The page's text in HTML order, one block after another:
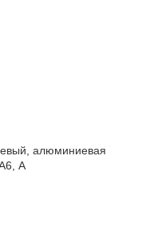
алюминиевая
А